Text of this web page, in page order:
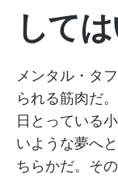
して
メンタル・タ
られる筋肉だ
日とっている
いような夢へ
ちらかだ。そ